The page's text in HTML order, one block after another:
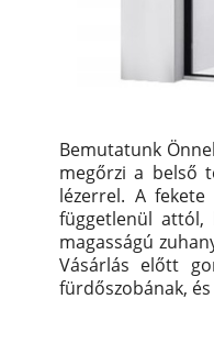
Bemutatunk
megőrzi a belső
lézerrel. A fekete
függetlenül attól,
magasságú
Vásárlás előtt
fürdőszobának,